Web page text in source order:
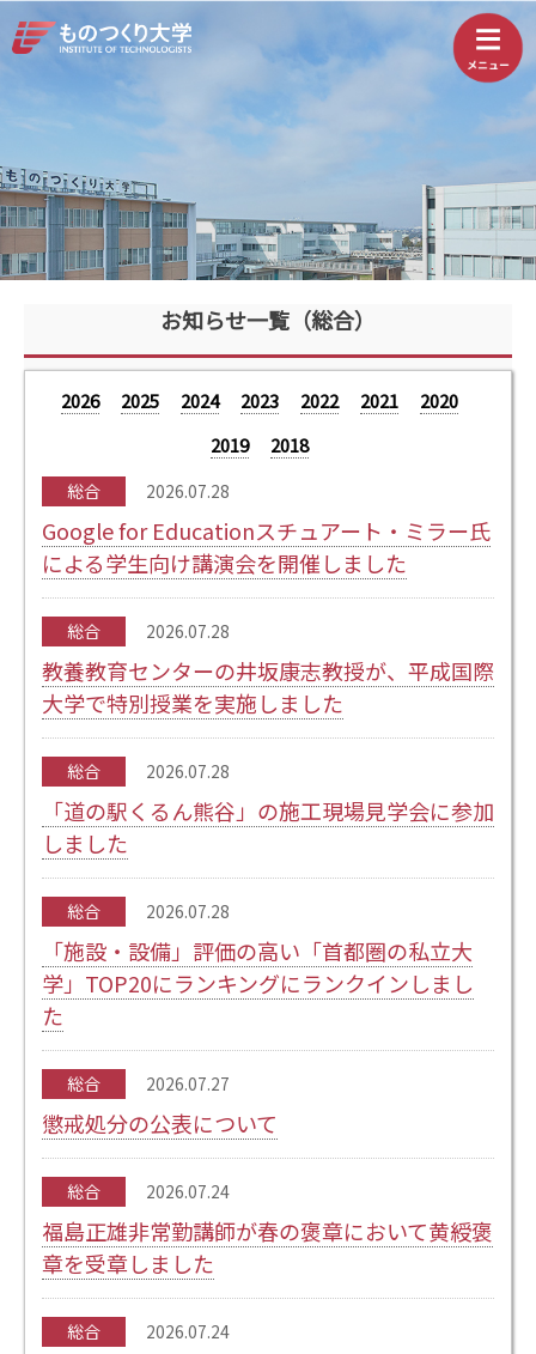
お知らせ一覧（総合）
2026 2025 2024 2023 2022 2021
2020
2019
2018
総合 2026.07.28
Google for Educationスチュアート・ミラー氏
による学生向け講演会を開催しました
総合 2026.07.28
教養教育センターの井坂康志教授が、平成国際
大学で特別授業を実施しました
総合 2026.07.28
「道の駅くるん熊谷」の施工現場見学会に参加
しました
総合 2026.07.28
「施設・設備」評価の高い「首都圏の私立大
学」TOP20にランキングにランクインしまし
た
総合 2026.07.27
懲戒処分の公表について
総合 2026.07.24
福島正雄非常勤講師が春の褒章において黄綬褒
章を受章しました
総合 2026.07.24